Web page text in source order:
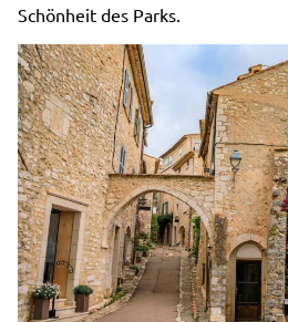
Schönheit des Parks.